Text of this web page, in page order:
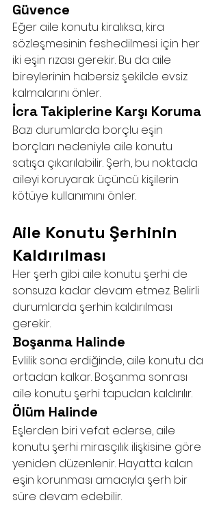
Güvence
Eğer aile konutu kiralıksa, kira
sözleşmesinin feshedilmesi için her
iki eşin rızası gerekir. Bu da aile
bireylerinin habersiz şekilde evsiz
kalmalarını önler.
İcra Takiplerine Karşı Koruma
Bazı durumlarda borçlu eşin
borçları nedeniyle aile konutu
satışa çıkarılabilir. Şerh, bu noktada
aileyi koruyarak üçüncü kişilerin
kötüye kullanımını önler.
Aile Konutu Şerhinin
Kaldırılması
Her şerh gibi aile konutu şerhi de
sonsuza kadar devam etmez. Belirli
durumlarda şerhin kaldırılması
gerekir.
Boşanma Halinde
Evlilik sona erdiğinde, aile konutu da
ortadan kalkar. Boşanma sonrası
aile konutu şerhi tapudan kaldırılır.
Ölüm Halinde
Eşlerden biri vefat ederse, aile
konutu şerhi mirasçılık ilişkisine göre
yeniden düzenlenir. Hayatta kalan
eşin korunması amacıyla şerh bir
süre devam edebilir.